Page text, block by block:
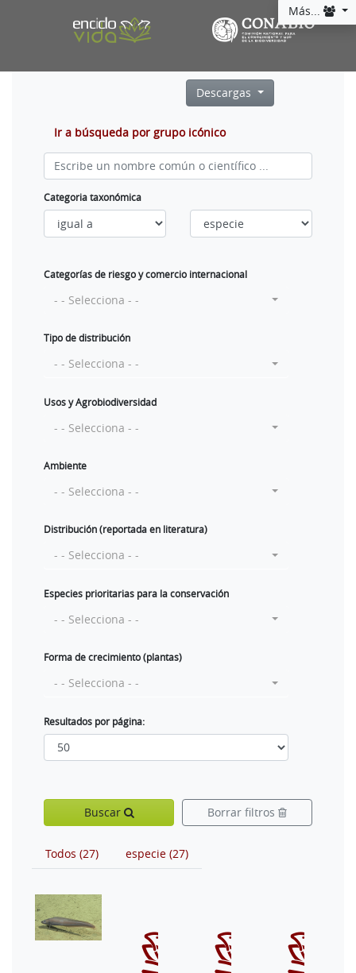
Más...
Descargas
Ir a búsqueda por grupo icónico
Categoria taxonómica
Categorías de riesgo y comercio internacional
- - Selecciona - -
Tipo de distribución
- - Selecciona - -
Usos y Agrobiodiversidad
- - Selecciona - -
Ambiente
- - Selecciona - -
Distribución (reportada en literatura)
- - Selecciona - -
Especies prioritarias para la conservación
- - Selecciona - -
Forma de crecimiento (plantas)
- - Selecciona - -
Resultados por página:
Buscar Borrar filtros
Todos (27) especie (27)